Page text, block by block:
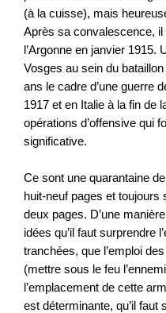
(à la cuisse), mais
Après sa convalescence,
l’Argonne en janvier 1915.
Vosges au sein du
ans le cadre d’une guerre
1917 et en Italie à la fin de
opérations d’offensive qui
significative.
Ce sont une quarantaine
huit-neuf pages et toujours
deux pages. D’une
idées qu’il faut surprendre
tranchées, que l’emploi
(mettre sous le feu
l’emplacement de cette
est déterminante, qu’il faut